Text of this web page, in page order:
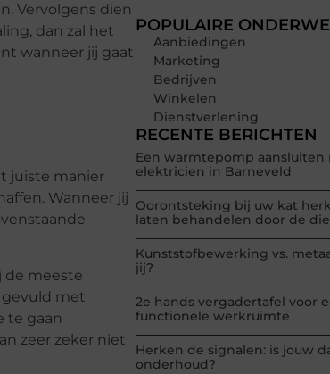
Vervolgens dien
dan zal het
wanneer jij gaat
juiste manier
Wanneer jij
de meeste
met
te gaan
zeer zeker niet
POPULAIRE
Aanbiedingen
Marketing
Bedrijven
Winkelen
Dienstverlening
RECENTE BERICHTEN
Een warmtepomp aansluiten
elektricien in Barneveld
Oorontsteking bij uw kat
laten behandelen door de
Kunststofbewerking vs.
jij?
2e hands vergadertafel voor
functionele werkruimte
Herken de signalen: is jouw
onderhoud?